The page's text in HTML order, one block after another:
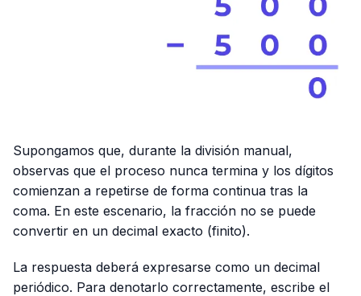
Supongamos que, durante la división manual,
observas que el proceso nunca termina y los dígitos
comienzan a repetirse de forma continua tras la
coma. En este escenario, la fracción no se puede
convertir en un decimal exacto (finito).
La respuesta deberá expresarse como un decimal
periódico. Para denotarlo correctamente, escribe el